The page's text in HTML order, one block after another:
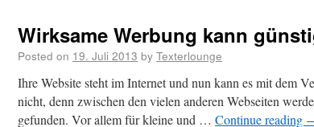
Wirksame Werbung kann
Posted on 19. Juli 2013 by Texterlounge
Ihre Website steht im Internet und nun kann es mit dem
nicht, denn zwischen den vielen anderen Webseiten
gefunden. Vor allem für kleine und … Continue reading